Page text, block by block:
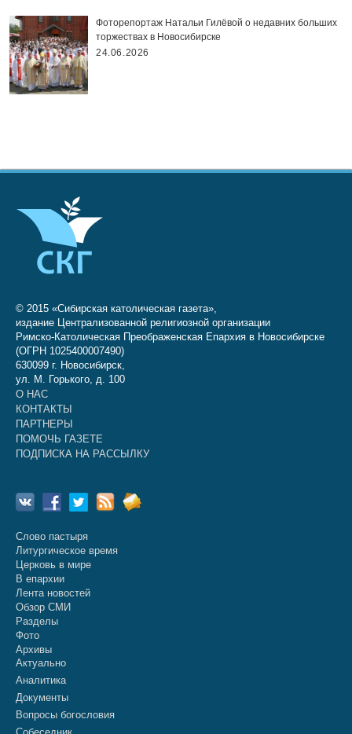
Фоторепортаж Натальи Гилёвой о недавних больших
торжествах в Новосибирске
24.06.2026
© 2015 «Сибирская католическая газета»,
издание Централизованной религиозной организации
Римско-Католическая Преображенская Епархия в Новосибирске
(ОГРН 1025400007490)
630099 г. Новосибирск,
ул. М. Горького, д. 100
О НАС
КОНТАКТЫ
ПАРТНЕРЫ
ПОМОЧЬ ГАЗЕТЕ
ПОДПИСКА НА РАССЫЛКУ
Слово пастыря
Литургическое время
Церковь в мире
В епархии
Лента новостей
Обзор СМИ
Разделы
Фото
Архивы
Актуально
Аналитика
Документы
Вопросы богословия